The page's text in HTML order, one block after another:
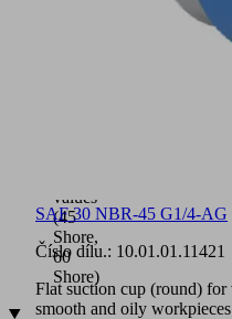
values
(45
Shore,
60
Shore)
SAF 30 NBR-45 G1/4-AG
Číslo dílu.: 10.01.01.11421
Flat suction cup (round)
smooth and oily workpieces